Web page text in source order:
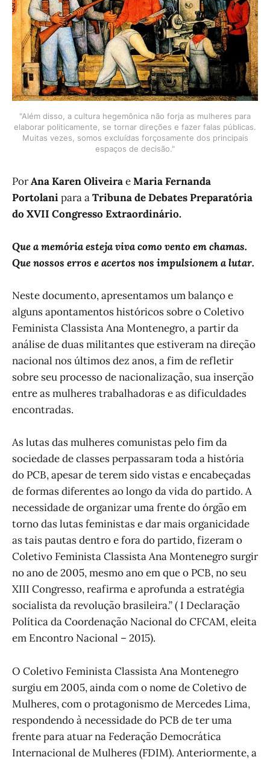
"Além disso, a cultura hegemônica não forja as mulheres para
elaborar politicamente, se tornar direções e fazer falas públicas.
Muitas vezes, somos excluídas forçosamente dos principais
espaços de decisão."
PorAna Karen OliveiraeMaria Fernanda
Portolanipara aTribuna de Debates Preparatória
do XVII Congresso Extraordinário.
Que a memória esteja viva como vento em chamas.
Que nossos erros e acertos nos impulsionem a lutar.
Neste documento, apresentamos um balanço e
alguns apontamentos históricos sobre o Coletivo
Feminista Classista Ana Montenegro, a partir da
análise de duas militantes que estiveram na direção
nacional nos últimos dez anos, a fim de refletir
sobre seu processo de nacionalização, sua inserção
entre as mulheres trabalhadoras e as dificuldades
encontradas.
As lutas das mulheres comunistas pelo fim da
sociedade de classes perpassaram toda a história
do PCB, apesar de terem sido vistas e encabeçadas
de formas diferentes ao longo da vida do partido. A
necessidade de organizar uma frente do órgão em
torno das lutas feministas e dar mais organicidade
as tais pautas dentro e fora do partido, fizeram o
Coletivo Feminista Classista Ana Montenegro surgir
no ano de 2005, mesmo ano em que o PCB, no seu
XIII Congresso, reafirma e aprofunda a estratégia
socialista da revolução brasileira.” ( I Declaração
Política da Coordenação Nacional do CFCAM, eleita
em Encontro Nacional – 2015).
O Coletivo Feminista Classista Ana Montenegro
surgiu em 2005, ainda com o nome de Coletivo de
Mulheres, com o protagonismo de Mercedes Lima,
respondendo à necessidade do PCB de ter uma
frente para atuar na Federação Democrática
Internacional de Mulheres (FDIM). Anteriormente, a